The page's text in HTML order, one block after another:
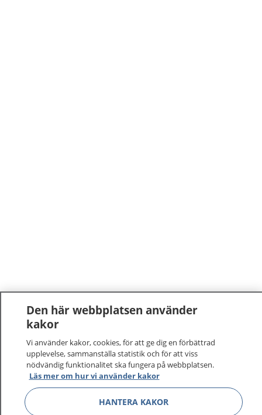
1177 –tryggt om din hälsa och vård
På 1177.se får du råd om hälsa och information om
sjukdomar och vilka mottagningar du kan kontakta.
Logga in för att läsa din journal och göra dina
vårdärenden. Ring telefonnummer 1177 för
sjukvårdsrådgivning dygnet runt.
Den här webbplatsen använder
kakor
Vi använder kakor, cookies, för att ge dig en förbättrad
upplevelse, sammanställa statistik och för att viss
nödvändig funktionalitet ska fungera på webbplatsen.
Läs mer om hur vi använder kakor
HANTERA KAKOR